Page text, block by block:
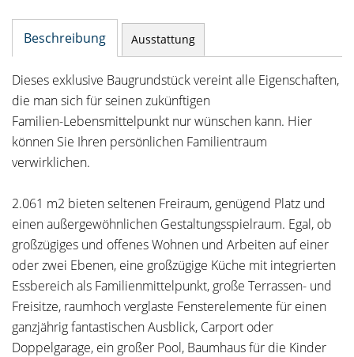
Beschreibung Ausstattung
Dieses exklusive Baugrundstück vereint alle Eigenschaften,
die man sich für seinen zukünftigen
Familien-Lebensmittelpunkt nur wünschen kann. Hier
können Sie Ihren persönlichen Familientraum
verwirklichen.
2.061 m2 bieten seltenen Freiraum, genügend Platz und
einen außergewöhnlichen Gestaltungsspielraum. Egal, ob
großzügiges und offenes Wohnen und Arbeiten auf einer
oder zwei Ebenen, eine großzügige Küche mit integrierten
Essbereich als Familienmittelpunkt, große Terrassen- und
Freisitze, raumhoch verglaste Fensterelemente für einen
ganzjährig fantastischen Ausblick, Carport oder
Doppelgarage, ein großer Pool, Baumhaus für die Kinder